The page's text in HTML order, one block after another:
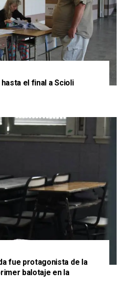
el final a Scioli
fue protagonista de la
balotaje en la